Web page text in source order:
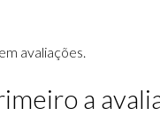
avaliações.
a